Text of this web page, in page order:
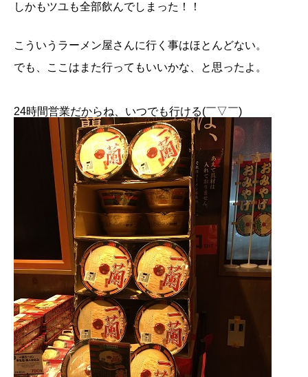
しかもツユも全部飲んでしまった！！
こういうラーメン屋さんに行く事はほとんどない。
でも、ここはまた行ってもいいかな、と思ったよ。
24時間営業だからね、いつでも行ける(￣▽￣)